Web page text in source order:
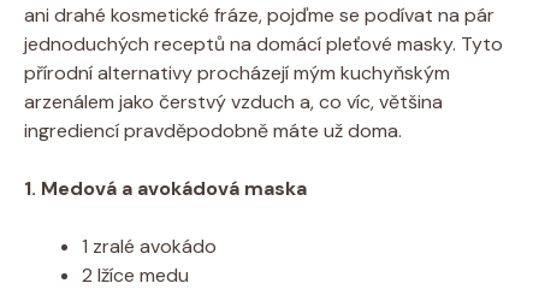
ani drahé kosmetické fráze, pojďme se podívat na pár
jednoduchých receptů na domácí pleťové masky. Tyto
přírodní alternativy procházejí mým kuchyňským
arzenálem jako čerstvý vzduch a, co víc, většina
ingrediencí pravděpodobně máte už doma.
1. Medová a avokádová maska
1 zralé avokádo
2 lžíce medu